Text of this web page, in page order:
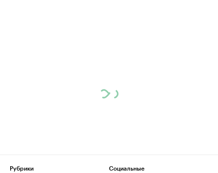
Рубрики
Социальные